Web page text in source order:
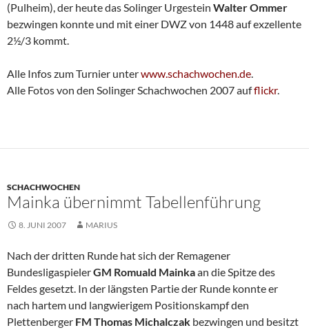
(Pulheim), der heute das Solinger Urgestein Walter Ommer
bezwingen konnte und mit einer DWZ von 1448 auf exzellente
2½/3 kommt.
Alle Infos zum Turnier unterwww.schachwochen.de.
Alle Fotos von den Solinger Schachwochen 2007 aufflickr.
SCHACHWOCHEN
Mainka übernimmt Tabellenführung
8. JUNI 2007 MARIUS
Nach der dritten Runde hat sich der Remagener
BundesligaspielerGM Romuald Mainkaan die Spitze des
Feldes gesetzt. In der längsten Partie der Runde konnte er
nach hartem und langwierigem Positionskampf den
Plettenberger FM Thomas Michalczak bezwingen und besitzt